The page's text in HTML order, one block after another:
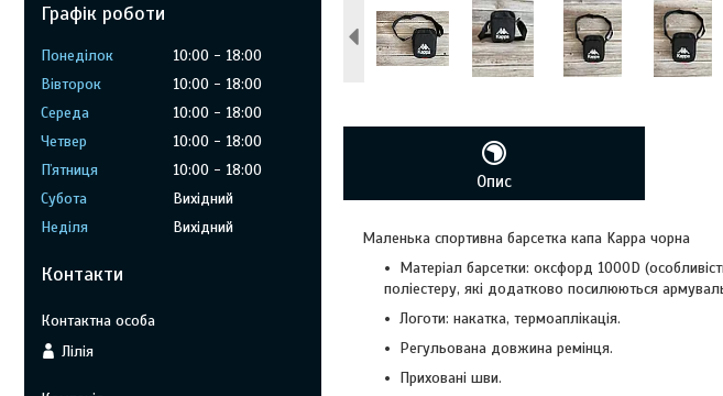
Опис
Маленька спортивна барсетка капа Kappa чорна
Матеріал барсетки: оксфорд 1000D
поліестеру, які додатково посилюються
Логоти: накатка, термоаплікація.
Регульована довжина ремінця.
Приховані шви.
Графік роботи
Понеділок 10:00
18:00
Вівторок
10:00
18:00
Середа
10:00
18:00
Четвер
10:00
18:00
Пʼятниця
10:00
18:00
Субота
Вихідний
Неділя
Вихідний
Контакти
Лілія